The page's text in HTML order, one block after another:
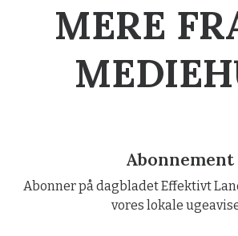
MERE
Abonnement
Abonner på dagbladet Effektivt
vores lokale